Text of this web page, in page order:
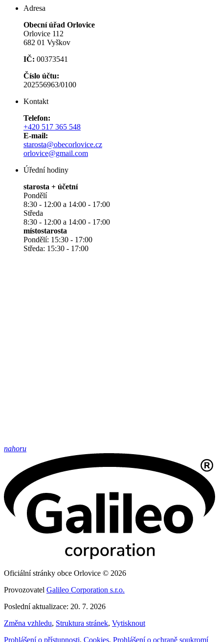
Adresa
Obecní úřad Orlovice
Orlovice 112
682 01 Vyškov
IČ: 00373541
Číslo účtu:
202556963/0100
Kontakt
Telefon:
+420 517 365 548
E-mail:
starosta@obecorlovice.cz
orlovice@gmail.com
Úřední hodiny
starosta + účetní
Pondělí
8:30 - 12:00 a 14:00 - 17:00
Středa
8:30 - 12:00 a 14:00 - 17:00
místostarosta
Pondělí: 15:30 - 17:00
Středa: 15:30 - 17:00
nahoru
Oficiální stránky obce Orlovice © 2026
Provozovatel Galileo Corporation s.r.o.
Poslední aktualizace: 20. 7. 2026
Změna vzhledu, Struktura stránek, Vytisknout
Prohlášení o přístupnosti, Cookies, Prohlášení o ochraně soukromí